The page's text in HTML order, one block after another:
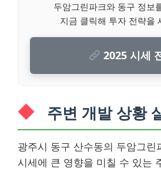
두암그린파크와 동구 정보
지금 클릭해 투자 전략을
2025 시세
주변 개발 상황
광주시 동구 산수동의 두암그린
시세에 큰 영향을 미칠 수 있는